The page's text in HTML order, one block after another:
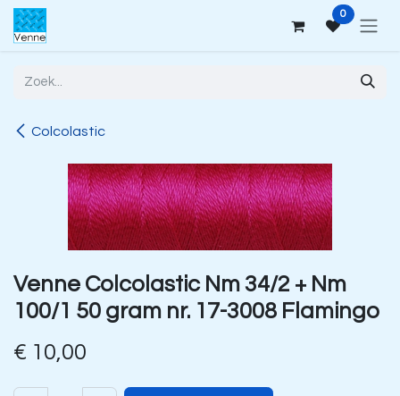
Overslaan naar inhoud 0
Colcolastic
Venne Colcolastic Nm 34/2 + Nm
100/1 50 gram nr. 17-3008 Flamingo
€ 10,00